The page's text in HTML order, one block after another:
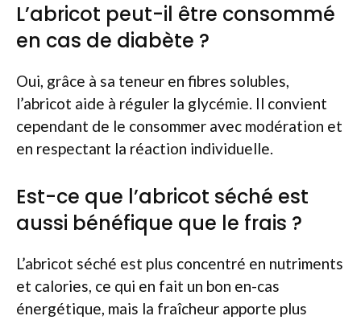
L’abricot peut-il être consommé
en cas de diabète ?
Oui, grâce à sa teneur en fibres solubles,
l’abricot aide à réguler la glycémie. Il convient
cependant de le consommer avec modération et
en respectant la réaction individuelle.
Est-ce que l’abricot séché est
aussi bénéfique que le frais ?
L’abricot séché est plus concentré en nutriments
et calories, ce qui en fait un bon en-cas
énergétique, mais la fraîcheur apporte plus